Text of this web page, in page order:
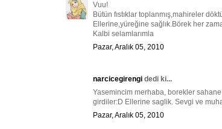
Vuu!
Bütün fıstıklar toplanmış,mahireler
Ellerine,yüreğine sağlık.Börek her
Kalbi selamlarımla
Pazar, Aralık 05, 2010
narcicegirengi dedi ki...
Yasemincim merhaba, borekler
girdiler:D Ellerine saglik. Sevgi ve
Pazar, Aralık 05, 2010